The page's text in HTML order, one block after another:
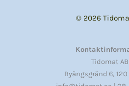
© 2026
Tidomat AB
Byängsgränd 6,